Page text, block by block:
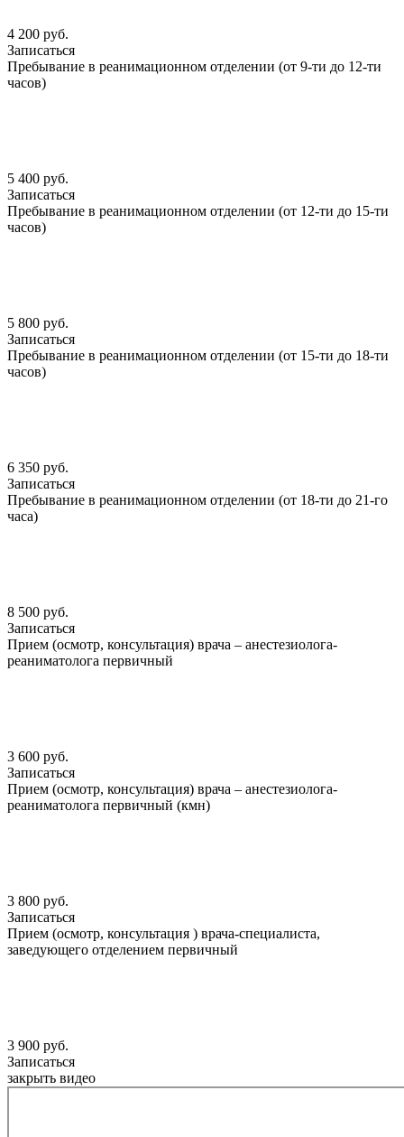
4 200 руб.
Записаться
Пребывание в реанимационном отделении (от 9-ти до 12-ти
часов)
5 400 руб.
Записаться
Пребывание в реанимационном отделении (от 12-ти до 15-ти
часов)
5 800 руб.
Записаться
Пребывание в реанимационном отделении (от 15-ти до 18-ти
часов)
6 350 руб.
Записаться
Пребывание в реанимационном отделении (от 18-ти до 21-го
часа)
8 500 руб.
Записаться
Прием (осмотр, консультация) врача – анестезиолога-
реаниматолога первичный
3 600 руб.
Записаться
Прием (осмотр, консультация) врача – анестезиолога-
реаниматолога первичный (кмн)
3 800 руб.
Записаться
Прием (осмотр, консультация ) врача-специалиста,
заведующего отделением первичный
3 900 руб.
Записаться
закрыть видео